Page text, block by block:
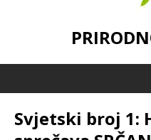
Svjetski broj 1: